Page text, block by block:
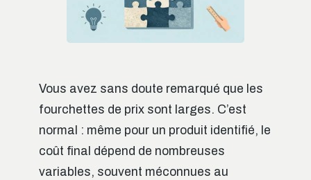
Vous avez sans doute remarqué que les
fourchettes de prix sont larges. C’est
normal : même pour un produit identifié, le
coût final dépend de nombreuses
variables, souvent méconnues au